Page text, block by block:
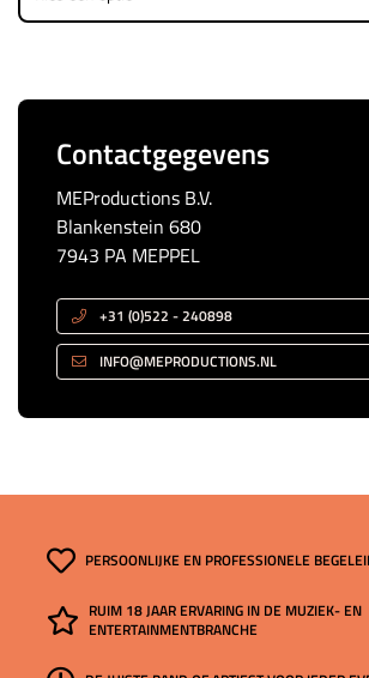
Contactgegevens
MEProductions B.V.
Blankenstein 680
7943 PA MEPPEL
+31 (0)522 - 240898
INFO@MEPRODUCTIONS.NL
PERSOONLIJKE EN PROFESSIONELE
RUIM 18 JAAR ERVARING IN DE MUZIEK- EN
ENTERTAINMENTBRANCHE